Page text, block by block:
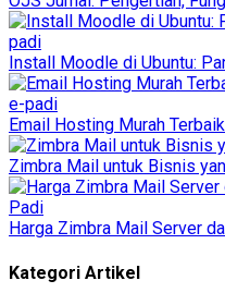
Install Moodle di Ubuntu:
Email Hosting Murah
Zimbra Mail untuk Bisnis
Harga Zimbra Mail Server
Kategori Artikel